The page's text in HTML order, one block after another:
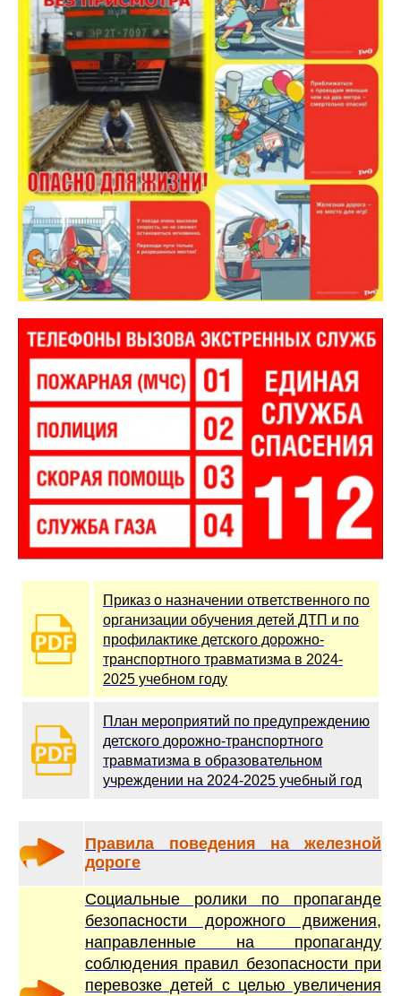
Приказ о назначении ответственного по
организации обучения детей ДТП и по
профилактике детского дорожно-
транспортного травматизма в 2024-
2025 учебном году
План мероприятий по предупреждению
детского дорожно-транспортного
травматизма в образовательном
учреждении на 2024-2025 учебный год
Правила поведения на железной
дороге
Социальные ролики по пропаганде
безопасности дорожного движения,
направленные на пропаганду
соблюдения правил безопасности при
перевозке детей с целью увеличения